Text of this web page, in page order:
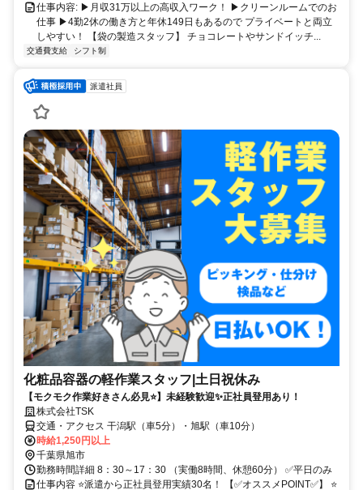
仕事内容: ▶月収31万以上の高収入ワーク！ ▶クリーンルームでのお
仕事 ▶4勤2休の働き方と年休149日もあるので プライベートと両立
しやすい！ 【袋の製造スタッフ】 チョコレートやサンドイッチ...
交通費支給 シフト制
派遣社員
化粧品容器の軽作業スタッフ|土日祝休み
【モクモク作業好きさん必見⭐】未経験歓迎✨正社員登用あり！
株式会社TSK
交通・アクセス 干潟駅（車5分）・旭駅（車10分）
時給1,250円以上
千葉県旭市
勤務時間詳細 8：30～17：30 （実働8時間、休憩60分） ✅平日のみ
仕事内容 ⭐派遣から正社員登用実績30名！ 【✅オススメPOINT✅】 ⭐